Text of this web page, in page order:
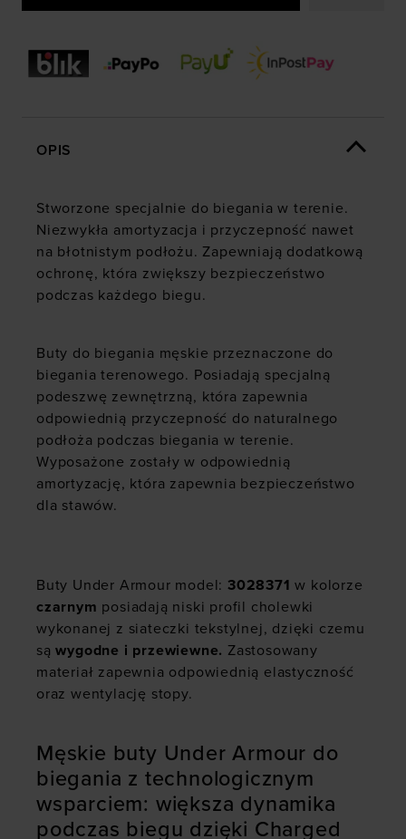
OPIS
Stworzone specjalnie do biegania w terenie.
Niezwykła amortyzacja i przyczepność nawet
na błotnistym podłożu. Zapewniają dodatkową
ochronę, która zwiększy bezpieczeństwo
podczas każdego biegu.
Buty do biegania męskie przeznaczone do
biegania terenowego. Posiadają specjalną
podeszwę zewnętrzną, która zapewnia
odpowiednią przyczepność do naturalnego
podłoża podczas biegania w terenie.
Wyposażone zostały w odpowiednią
amortyzację, która zapewnia bezpieczeństwo
dla stawów.
Buty Under Armour model: 3028371 w kolorze
czarnym posiadają niski profil cholewki
wykonanej z siateczki tekstylnej, dzięki czemu
sąwygodne i przewiewne. Zastosowany
materiał zapewnia odpowiednią elastyczność
oraz wentylację stopy.
Męskie buty Under Armour do
biegania z technologicznym
wsparciem: większa dynamika
podczas biegu dzięki Charged